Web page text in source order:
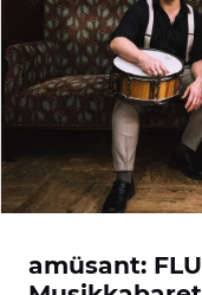
amüsant: